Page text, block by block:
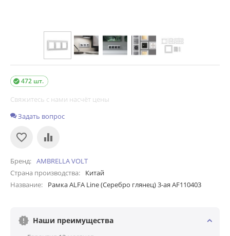
472 шт.

Свяжитесь с нами насчёт цены
Задать вопрос
Бренд
AMBRELLA VOLT
Страна производства
Китай
Название
Рамка ALFA Line (Серебро глянец) 3-ая AF110403
Наши преимущества